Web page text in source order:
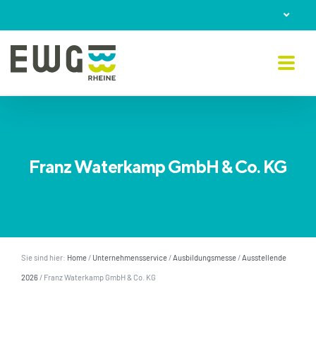
to
content
Franz Waterkamp GmbH & Co. KG
Sie sind hier: Home/ Unternehmensservice/Ausbildungsmesse/Ausstellende
2026/ Franz Waterkamp GmbH & Co. KG